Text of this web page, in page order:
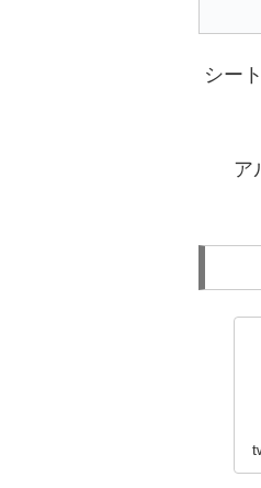
シー
ア